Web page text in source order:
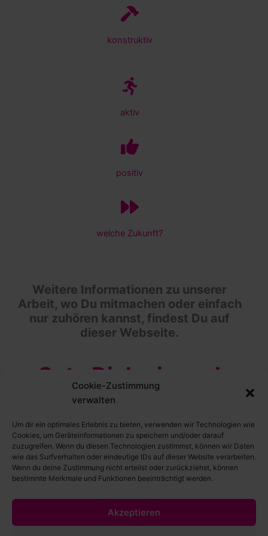
Cookie-Zustimmung
verwalten
Um dir ein optimales Erlebnis zu bieten, verwenden wir Technologien wie
Cookies, um Geräteinformationen zu speichern und/oder darauf
zuzugreifen. Wenn du diesen Technologien zustimmst, können wir Daten
wie das Surfverhalten oder eindeutige IDs auf dieser Website verarbeiten.
Wenn du deine Zustimmung nicht erteilst oder zurückziehst, können
bestimmte Merkmale und Funktionen beeinträchtigt werden.
Akzeptieren
konstruktiv
aktiv
positiv
welche Zukunft?
Weitere Informationen zu unserer
Arbeit, wo Du mitmachen oder einfach
nur zuhören kannst, findest Du auf
dieser Webseite.
Setz Dich ein und
mach mit für was
Gutes!